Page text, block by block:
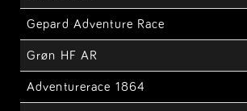
Gepard Adventure Race
Grøn HF AR
Adventurerace 1864